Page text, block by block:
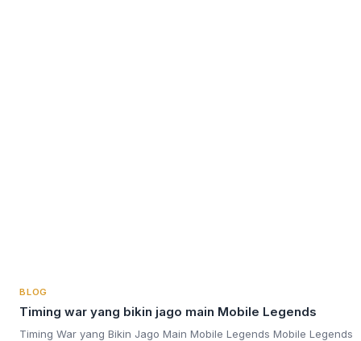
BLOG
Timing war yang bikin jago main Mobile Legends
Timing War yang Bikin Jago Main Mobile Legends Mobile Legends